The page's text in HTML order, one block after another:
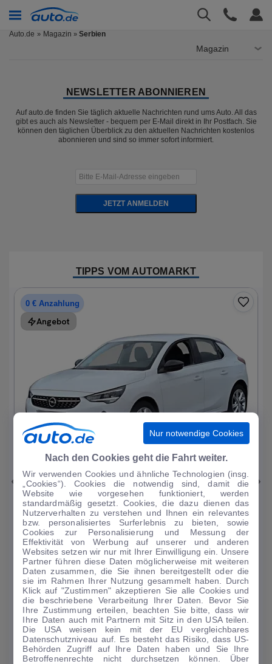
Auto.de Magazin » Serbien
Magazin
NEWSLETTER ABONNIEREN
Auf auto.de finden Sie täglich aktuelle Nachrichten rund ums Auto. All das
gibt es auch als Newsletter - bequem per E-Mail direkt in Ihr Postfach. Sie
können den täglichen Überblick zu den aktuellen Nachrichten kostenlos
abonnieren und sind so immer sofort informiert.
JETZT ANMELDEN
TIPPS VOM AUTOMARKT
0 € Anzahlung
Angebot
|19
Opel Corsa
Elegance 1.2T*Autom LED R-Kam Tempo Blueto...
33.297 km· 07/2023· Benzin·Automatik
Finanzierung Kaufen
134€/mtl.
Guter Preis4
0 € Anzahlung ·60 Monate ·Finanzierungs-Details
Angebot anfragen Rate anpassen
Kraftstoffverbrauch komb. 5,4 l/100 km · CO₂-Emissionen komb. 123 g/km
· CO₂-Klasse D · WLTP*
Nur notwendige Cookies
Nach den Cookies geht die Fahrt weiter.
Wir verwenden Cookies und ähnliche Technologien (insg.
„Cookies“). Cookies die notwendig sind, damit die
Website wie vorgesehen funktioniert, werden
standardmäßig gesetzt. Cookies, die dazu dienen das
Nutzerverhalten zu verstehen und Ihnen ein relevantes
bzw. personalisiertes Surferlebnis zu bieten, sowie
Cookies zur Personalisierung und Messung der
Effektivität von Werbung auf unserer und anderen
Websites setzen wir nur mit Ihrer Einwilligung ein. Unsere
Partner führen diese Daten möglicherweise mit weiteren
Daten zusammen, die Sie ihnen bereitgestellt oder die
sie im Rahmen Ihrer Nutzung gesammelt haben. Durch
Klick auf "Zustimmen" akzeptieren Sie alle Cookies und
die beschriebene Verarbeitung Ihrer Daten. Bevor Sie
Ihre Zustimmung erteilen, beachten Sie bitte, dass wir
Ihre Daten auch mit Partnern mit Sitz in den USA teilen.
Die USA weisen kein mit der EU vergleichbares
Datenschutzniveau auf. Es besteht das Risiko, dass US-
Behörden Zugriff auf Ihre Daten haben und Sie Ihre
Betroffenenrechte nicht durchsetzen können. Über